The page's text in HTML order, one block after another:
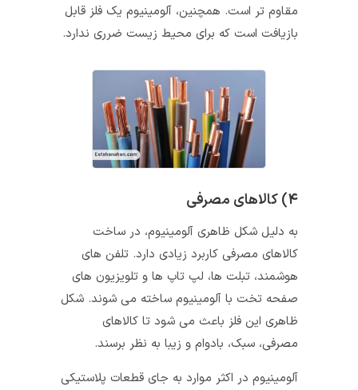
مقاوم تر است. همچنین، آلومینیوم یک فلز قابل
بازیافت است که برای محیط زیست ضرری ندارد.
به دلیل شکل ظاهری آلومینیوم، در ساخت
کالاهای مصرفی کاربرد زیادی دارد. تلفن‌ های
هوشمند، تبلت‌ ها، لپ تاپ‌ ها و تلویزیون‌ های
صفحه تخت با آلومینیوم ساخته می‌ شوند. شکل
ظاهری این فلز باعث می‌ شود تا کالاهای
مصرفی، سبک، بادوام و زیبا به نظر برسند.
آلومینیوم در اکثر موارد به جای قطعات پلاستیکی